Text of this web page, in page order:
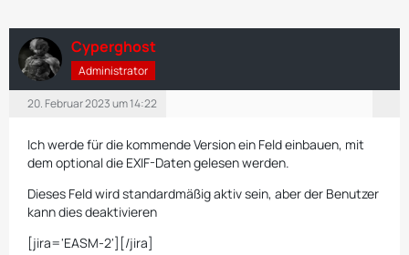
Cyperghost
Administrator
20. Februar 2023 um 14:22
Ich werde für die kommende Version ein Feld einbauen, mit
dem optional die EXIF-Daten gelesen werden.
Dieses Feld wird standardmäßig aktiv sein, aber der Benutzer
kann dies deaktivieren
[jira='EASM-2'][/jira]